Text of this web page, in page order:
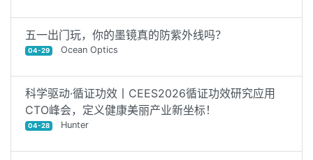
五一出门玩，你的墨镜真的防紫外线吗？
04-29 Ocean Optics
科学驱动·循证功效丨CEES2026循证功效研究应用
CTO峰会，定义健康美丽产业新坐标！
04-28 Hunter